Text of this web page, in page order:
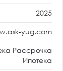
2025
yug.com
Рассрочка
Ипотека